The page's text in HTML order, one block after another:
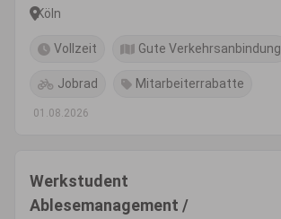
Köln
Vollzeit Gute Verkehrsanbindung
Jobrad Mitarbeiterrabatte
01.08.2026
Werkstudent
Ablesemanagement /